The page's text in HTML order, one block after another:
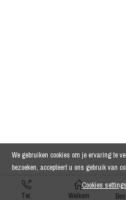
Tel: Welkom
We gebruiken cookies om je ervaring te
bezoeken, accepteert u ons gebruik van
Cookies settings